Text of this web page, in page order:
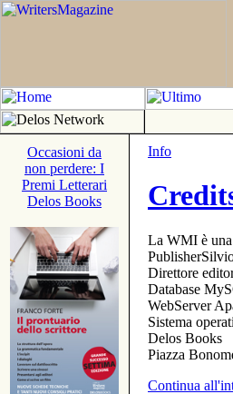
Occasioni da
non perdere: I
Premi Letterari
Delos Books
Info
La WMI è
Direttore
Database
WebServer
Sistema
Delos Books
Piazza
Continua